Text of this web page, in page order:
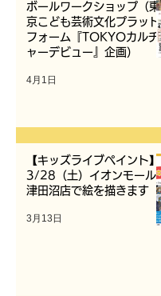
ボールワークショップ（東
京こども芸術文化プラット
フォーム『TOKYOカルチ
ャーデビュー』企画）
4月1日
【キッズライブペイント】
3/28（土）イオンモール
津田沼店で絵を描きます
3月13日